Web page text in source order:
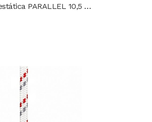
Cuerda Semiestática PARALLEL 10,5 mm TACTICA